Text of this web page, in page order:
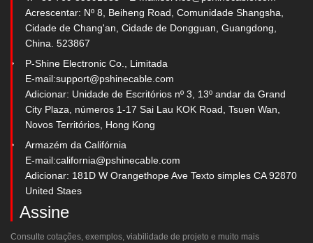
Acrescentar: Nº 8, Beiheng Road, Comunidade Shangsha,
Cidade de Chang'an, Cidade de Dongguan, Guangdong,
China. 523867
P-Shine Electronic Co., Limitada
E-mail:support@pshinecable.com
Adicionar: Unidade de Escritórios nº 3, 13º andar da Grand
City Plaza, números 1-17 Sai Lau KOK Road, Tsuen Wan,
Novos Territórios, Hong Kong
Armazém da Califórnia
E-mail:california@pshinecable.com
Adicionar: 181D W Orangethope Ave Texto simples CA 92870
United Staes
Assine
Consulte cotações, exemplos, viabilidade de projeto e muito mais